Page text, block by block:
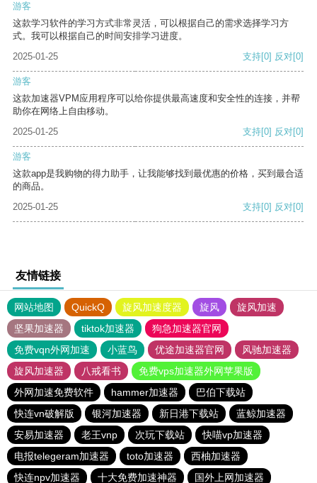
游客
这款学习软件的学习方式非常灵活，可以根据自己的需求选择学习方
式。我可以根据自己的时间安排学习进度。
2025-01-25
支持[0] 反对[0]
游客
这款加速器VPM应用程序可以给你提供最高速度和安全性的连接，并帮
助你在网络上自由移动。
2025-01-25
支持[0] 反对[0]
游客
这款app是我购物的得力助手，让我能够找到最优惠的价格，买到最合适
的商品。
2025-01-25
支持[0] 反对[0]
友情链接
网站地图 QuickQ 旋风加速度器 旋风
旋风加速
坚果加速器
tiktok加速器
狗急加速器官网
免费vqn外网加速
小蓝鸟 优途加速器官网
风驰加速器
旋风加速器
八戒看书
免费vps加速器外网苹果版
外网加速免费软件
hammer加速器
巴伯下载站
快连vn破解版
银河加速器 新日港下载站
蓝鲸加速器
安易加速器
老王vnp 次玩下载站
快喵vp加速器
电报telegeram加速器
toto加速器
西柚加速器
快连npv加速器
十大免费加速神器 国外上网加速器